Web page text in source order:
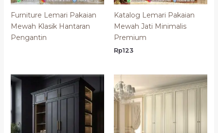
Furniture Lemari Pakaian
Mewah Klasik Hantaran
Pengantin
Katalog Lemari Pakaian
Mewah Jati Minimalis
Premium
Rp123